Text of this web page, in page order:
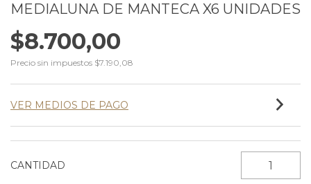
MEDIALUNA DE MANTECA X6 UNIDADES
$8.700,00
Precio sin impuestos $7.190,08
VER MEDIOS DE PAGO
CANTIDAD